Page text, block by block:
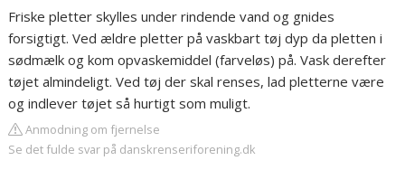
Friske pletter skylles under rindende vand og gnides
forsigtigt. Ved ældre pletter på vaskbart tøj dyp da pletten i
sødmælk og kom opvaskemiddel (farveløs) på. Vask derefter
tøjet almindeligt. Ved tøj der skal renses, lad pletterne være
og indlever tøjet så hurtigt som muligt.
Anmodning om fjernelse
Se det fulde svar på danskrenseriforening.dk